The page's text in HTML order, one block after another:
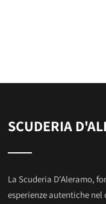
SCUDERIA
La Scuderia D'Aleramo,
esperienze autentiche